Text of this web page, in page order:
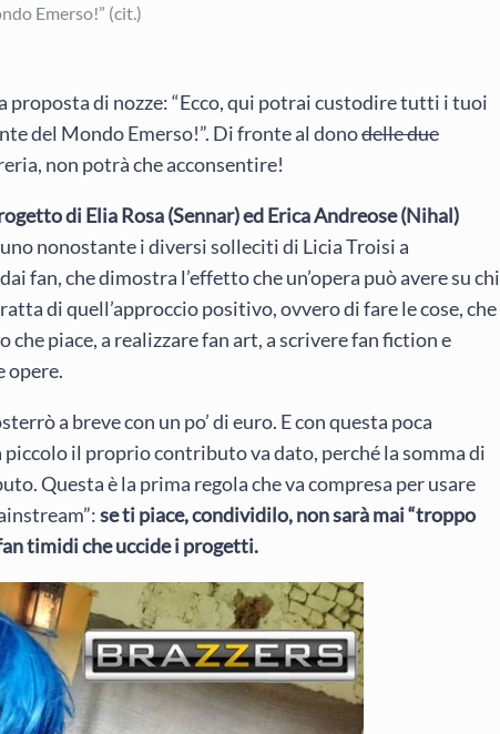
Emerso!” (cit.)
proposta di nozze: “Ecco, qui potrai custodire tutti i tuoi
del Mondo Emerso!”. Di fronte al donodelle due
non potrà che acconsentire!
di Elia Rosa (Sennar) ed Erica Andreose (Nihal)
nonostante i diversi solleciti di Licia Troisi a
fan, che dimostra l’effetto che un’opera può avere su chi
di quell’approccio positivo, ovvero di fare le cose, che
piace, a realizzare fan art, a scrivere fan fiction e
opere.
a breve con un po’ di euro. E con questa poca
il proprio contributo va dato, perché la somma di
Questa è la prima regola che va compresa per usare
se ti piace, condividilo, non sarà mai “troppo
timidi che uccide i progetti.